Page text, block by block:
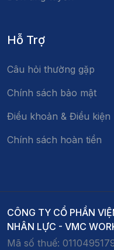
Hỗ Trợ
Câu hỏi thường gặp
Chính sách bảo mật
Điều khoản & Điều kiện
Chính sách hoàn tiền
CÔNG TY CỔ PHẦN
NHÂN LỰC - VMC
Mã số thuế: